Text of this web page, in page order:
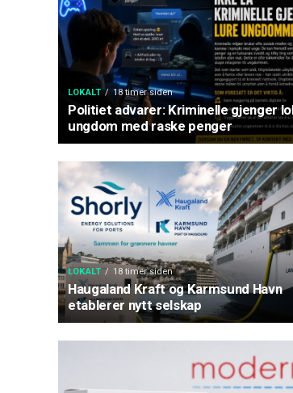
LOKALT 18 timer siden
Politiet advarer: Kriminelle gjenger
ungdom med raske penger
LOKALT 18 timer siden
Haugaland Kraft og Karmsund Havn
etablerer nytt selskap